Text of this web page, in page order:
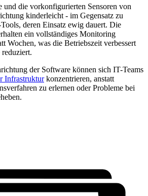
und die vorkonfigurierten Sensoren von
kinderleicht - im Gegensatz zu
deren Einsatz ewig dauert. Die
ein vollständiges Monitoring
Wochen, was die Betriebszeit verbessert
der Software können sich IT-Teams
Infrastrukturkonzentrieren, anstatt
zu erlernen oder Probleme bei